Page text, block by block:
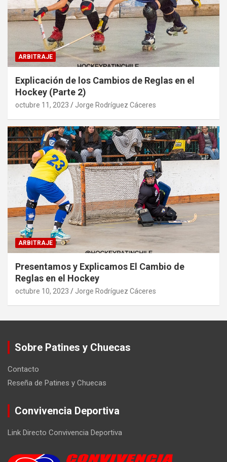
ARBITRAJE
Explicación de los Cambios de Reglas en el
Hockey (Parte 2)
octubre 11, 2023 Jorge Rodríguez Cáceres
ARBITRAJE
Presentamos y Explicamos El Cambio de
Reglas en el Hockey
octubre 10, 2023 Jorge Rodríguez Cáceres
Sobre Patines y Chuecas
Contacto
Reseña de Patines y Chuecas
Convivencia Deportiva
Link Directo Convivencia Deportiva